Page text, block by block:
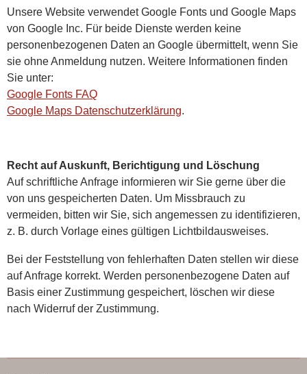
Unsere Website verwendet Google Fonts und Google Maps
von Google Inc. Für beide Dienste werden keine
personenbezogenen Daten an Google übermittelt, wenn Sie
sie ohne Anmeldung nutzen. Weitere Informationen finden
Sie unter:
Google Fonts FAQ
Google Maps Datenschutzerklärung.
Recht auf Auskunft, Berichtigung und Löschung
Auf schriftliche Anfrage informieren wir Sie gerne über die
von uns gespeicherten Daten. Um Missbrauch zu
vermeiden, bitten wir Sie, sich angemessen zu identifizieren,
z. B. durch Vorlage eines gültigen Lichtbildausweises.
Bei der Feststellung von fehlerhaften Daten stellen wir diese
auf Anfrage korrekt. Werden personenbezogene Daten auf
Basis einer Zustimmung gespeichert, löschen wir diese
nach Widerruf der Zustimmung.